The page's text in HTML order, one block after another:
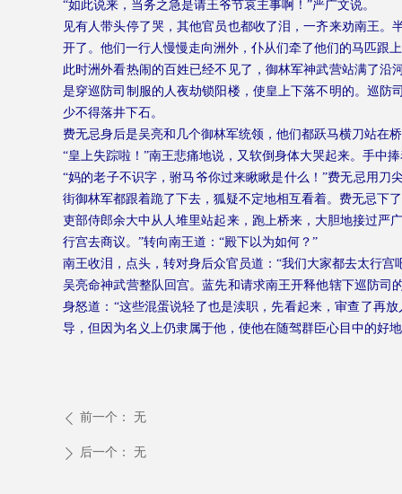
“如此说来，当务之急是请王爷节哀主事啊！”严广文说。
见有人带头停了哭，其他官员也都收了泪，一齐来劝南王
开了。他们一行人慢慢走向洲外，仆从们牵了他们的马匹跟
此时洲外看热闹的百姓已经不见了，御林军神武营站满了
是穿巡防司制服的人夜劫锁阳楼，使皇上下落不明的。巡
少不得落井下石。
费无忌身后是吴亮和几个御林军统领，他们都跃马横刀站在
“皇上失踪啦！”南王悲痛地说，又软倒身体大哭起来。手中
“妈的老子不识字，驸马爷你过来瞅瞅是什么！”费无忌用
街御林军都跟着跪了下去，狐疑不定地相互看着。费无忌
吏部侍郎余大中从人堆里站起来，跑上桥来，大胆地接过严
行宫去商议。”转向南王道：“殿下以为如何？”
南王收泪，点头，转对身后众官员道：“我们大家都去太行宫
吴亮命神武营整队回宫。蓝先和请求南王开释他辖下巡防
身怒道：“这些混蛋说轻了也是渎职，先看起来，审查了再
导，但因为名义上仍隶属于他，使他在随驾群臣心目中的好
ꄴ 前一个： 无
ꄲ 后一个： 无